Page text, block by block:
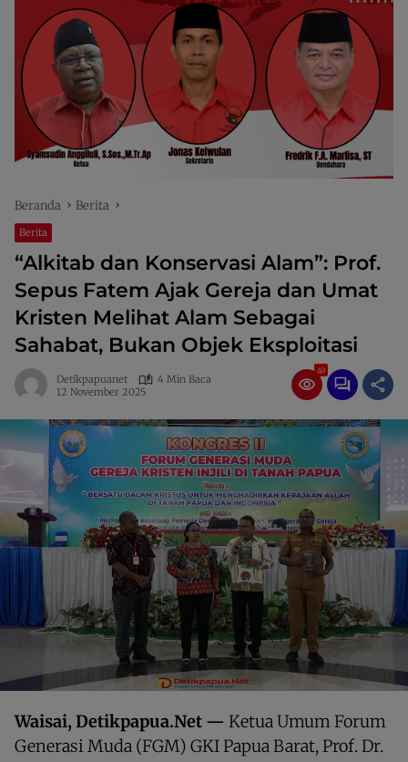
Beranda Berita
Berita
“Alkitab dan Konservasi Alam”: Prof.
Sepus Fatem Ajak Gereja dan Umat
Kristen Melihat Alam Sebagai
Sahabat, Bukan Objek Eksploitasi
Detikpapuanet
4 Min Baca
12 November 2025
49
Waisai, Detikpapua.Net — Ketua Umum Forum
Generasi Muda (FGM) GKI Papua Barat, Prof. Dr.